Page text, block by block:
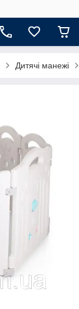
Дитячі манежі